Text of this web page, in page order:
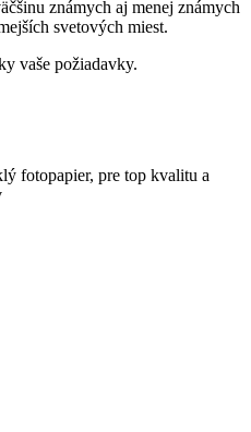
známych aj menej známych
svetových miest.
vaše požiadavky.
fotopapier, pre top kvalitu a